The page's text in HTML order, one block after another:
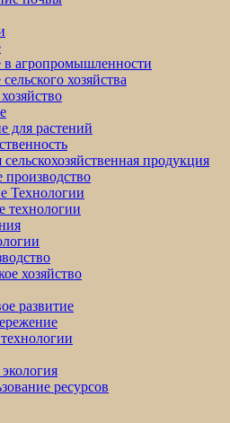
в агропромышленности
хозяйства
для растений
продукция
производство
Технологии
технологии
хозяйство
развитие
ресурсов